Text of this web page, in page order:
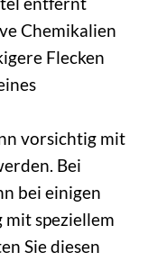
Chemikalien
Flecken
vorsichtig mit
Bei
bei einigen
speziellem
Sie diesen